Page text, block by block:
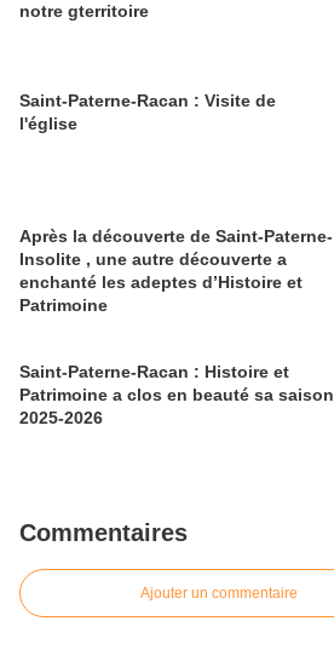
notre gterritoire
Saint-Paterne-Racan : Visite de
l'église
Après la découverte de Saint-Paterne-
Insolite , une autre découverte a
enchanté les adeptes d’Histoire et
Patrimoine
Saint-Paterne-Racan : Histoire et
Patrimoine a clos en beauté sa saison
2025-2026
Commentaires
Ajouter un commentaire